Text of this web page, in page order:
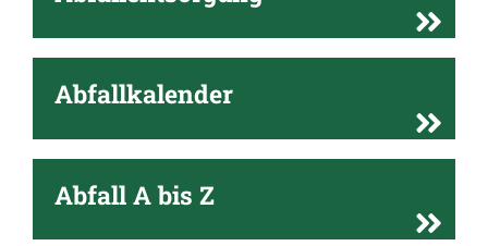
Abfallkalender
Abfall A bis Z